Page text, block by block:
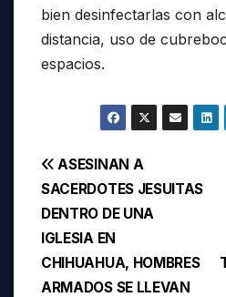
bien desinfectarlas con
distancia, uso de
espacios.
Navegación
de
entradas
ASESINAN A
SACERDOTES JESUITAS
DENTRO DE UNA
IGLESIA EN
CHIHUAHUA, HOMBRES
ARMADOS SE LLEVAN